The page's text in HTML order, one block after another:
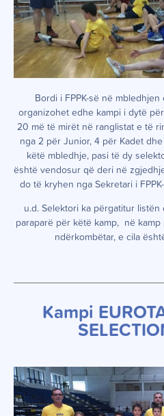
Bordi i FPPK-së në
organizohet edhe kampi i dytë
20 më të mirët në ranglistat e të
nga 2 për Junior, 4 për Kadet
këtë mbledhje, pasi të dy
është vendosur që deri në
do të kryhen nga Sekretari i
u.d. Selektori ka përgatitur
paraparë për këtë kamp, në kamp
ndërkombëtar, e cila
Kampi